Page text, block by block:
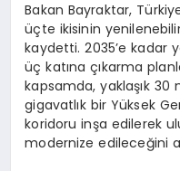
Bakan Bayraktar,
üçte ikisinin
kaydetti. 2035’e kadar
üç katına çıkarma
kapsamda, yaklaşık 30
gigavatlık bir Yüksek
koridoru inşa edilerek
modernize edileceğini